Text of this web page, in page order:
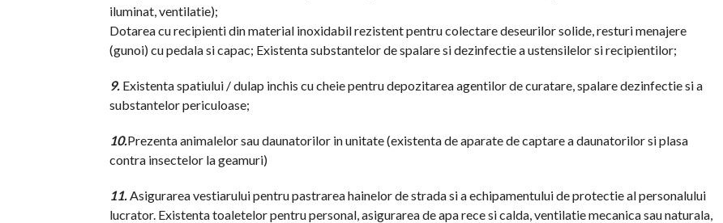
iluminat, ventilatie);
Dotarea cu recipienti din material inoxidabil rezistent pentru colectare deseurilor solide, resturi menajere
(gunoi) cu pedala si capac; Existenta substantelor de spalare si dezinfectie a ustensilelor si recipientilor;
9.Existenta spatiului / dulap inchis cu cheie pentru depozitarea agentilor de curatare, spalare dezinfectie si a
substantelor periculoase;
10.Prezenta animalelor sau daunatorilor in unitate (existenta de aparate de captare a daunatorilor si plasa
contra insectelor la geamuri)
11.Asigurarea vestiarului pentru pastrarea hainelor de strada si a echipamentului de protectie al personalului
lucrator. Existenta toaletelor pentru personal, asigurarea de apa rece si calda, ventilatie mecanica sau naturala,